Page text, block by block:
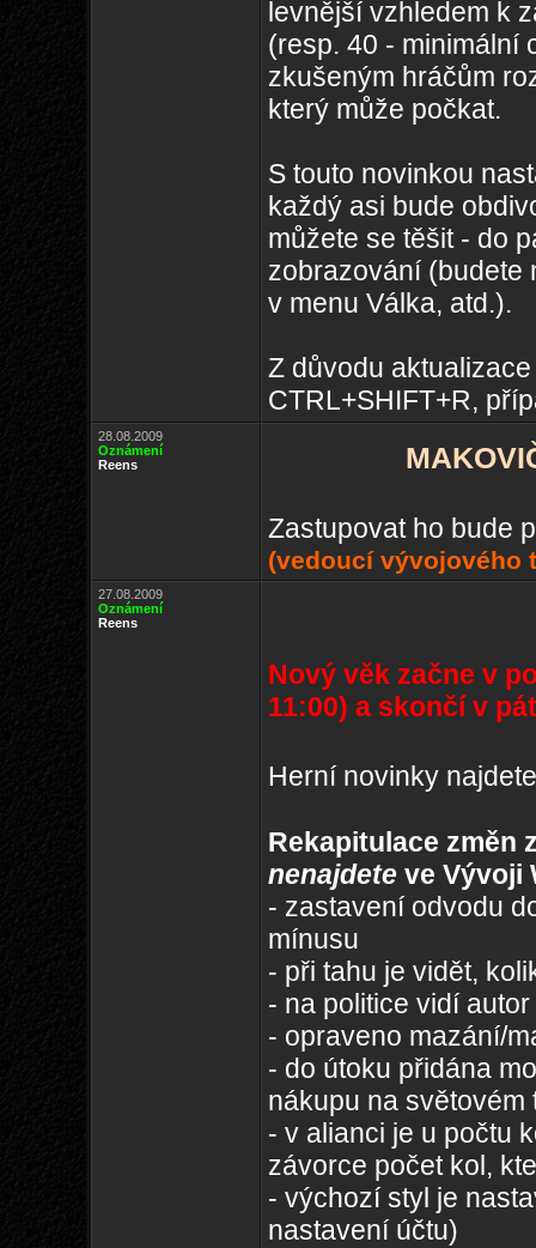
levnější vzhledem k
(resp. 40 - minimální
zkušeným hráčům
který může počkat.
S touto novinkou
každý asi bude
můžete se těšit - do
zobrazování (budete
v menu Válka, atd.).
Z důvodu
CTRL+SHIFT+R,
28.08.2009
Oznámení
Reens
Zastupovat ho bude
(vedoucí vývojového
27.08.2009
Oznámení
Reens
Nový věk začne v
11:00) a skončí v
Herní novinky
Rekapitulace změn
nenajdeteve Vývoji
- zastavení odvodu
mínusu
- při tahu je vidět,
- na politice vidí
- opraveno mazání/
- do útoku přidána
nákupu na světovém
- v alianci je u počtu
závorce počet kol,
- výchozí styl je
nastavení účtu)